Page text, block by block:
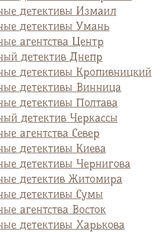
детективы Измаил
детективы Умань
агентства Центр
детектив Днепр
детективы Кропивницкий
детективы Винница
детективы Полтава
детектив Черкассы
агентства Север
детективы Киева
детективы Чернигова
детектив Житомира
детективы Сумы
агентства Восток
детективы Харькова